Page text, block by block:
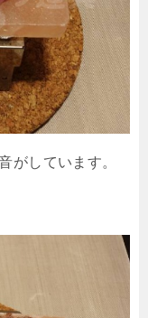
がしています。